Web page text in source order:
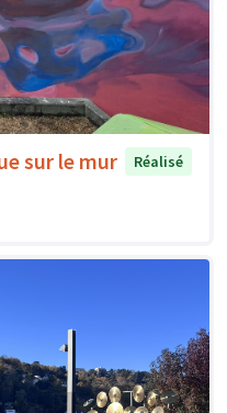
sur le mur
Réalisé